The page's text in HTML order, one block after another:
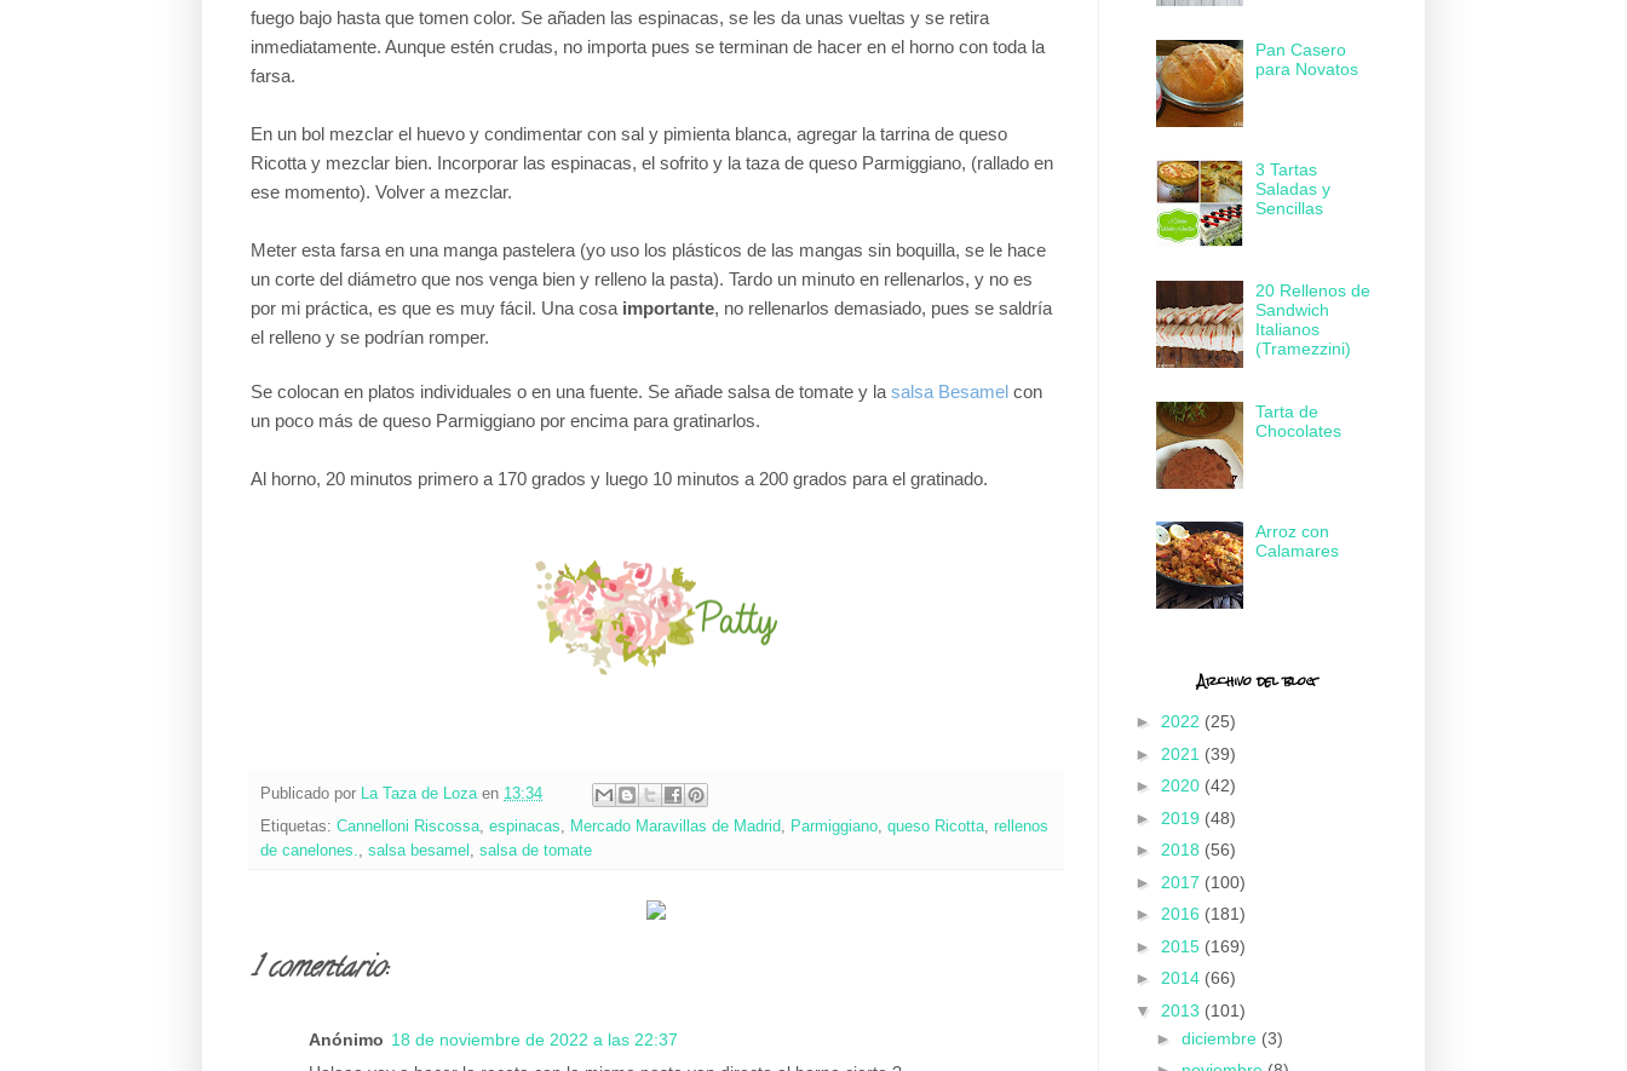
fuego bajo hasta que tomen color. Se añaden las espinacas, se les da unas vueltas y se retira
inmediatamente. Aunque estén crudas, no importa pues se terminan de hacer en el horno con toda la
farsa.
En un bol mezclar el huevo y condimentar con sal y pimienta blanca, agregar la tarrina de queso
Ricotta y mezclar bien. Incorporar las espinacas, el sofrito y la taza de queso Parmiggiano, (rallado en
ese momento). Volver a mezclar.
Meter esta farsa en una manga pastelera (yo uso los plásticos de las mangas sin boquilla, se le hace
un corte del diámetro que nos venga bien y relleno la pasta). Tardo un minuto en rellenarlos, y no es
por mi práctica, es que es muy fácil. Una cosa importante, no rellenarlos demasiado, pues se saldría
el relleno y se podrían romper.
Se colocan en platos individuales o en una fuente. Se añade salsa de tomate y la salsa Besamel con
un poco más de queso Parmiggiano por encima para gratinarlos.
Al horno, 20 minutos primero a 170 grados y luego 10 minutos a 200 grados para el gratinado.
Publicado por La Taza de Loza en 13:34
Etiquetas: Cannelloni Riscossa, espinacas, Mercado Maravillas de Madrid, Parmiggiano, queso Ricotta, rellenos
de canelones., salsa besamel , salsa de tomate
1 comentario:
Anónimo 18 de noviembre de 2022 a las 22:37
Pan Casero
para Novatos
3 Tartas
Saladas y
Sencillas
20 Rellenos de
Sandwich
Italianos
(Tramezzini)
Tarta de
Chocolates
Arroz con
Calamares
Archivo del blog
► 2022 (25)
► 2021 (39)
► 2020 (42)
► 2019 (48)
► 2018 (56)
► 2017 (100)
► 2016 (181)
► 2015 (169)
► 2014 (66)
▼ 2013 (101)
► diciembre (3)